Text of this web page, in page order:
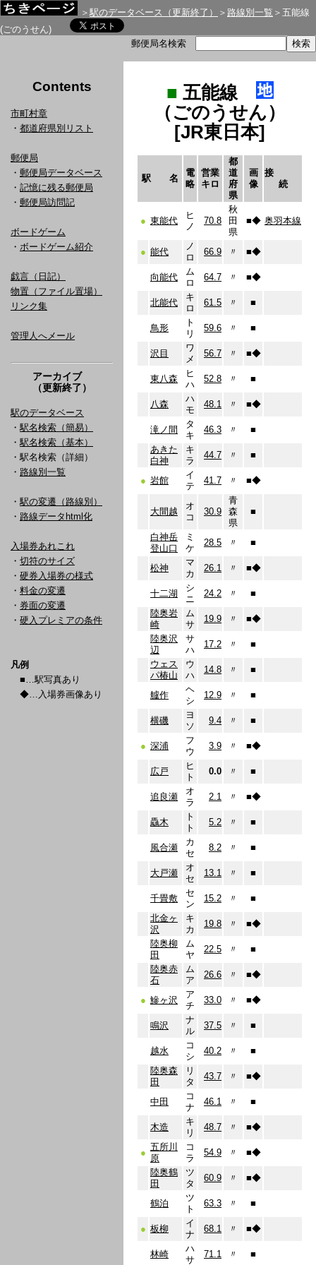
＞ 駅のデータベース（更新終了） ＞ 路線別一覧 ＞五能線
(ごのうせん)
郵便局名検索
Contents
市町村章
・ 都道府県別リスト
郵便局
・ 郵便局データベース
・ 記憶に残る郵便局
・ 郵便局訪問記
ボードゲーム
・ ボードゲーム紹介
戯言（日記）
物置（ファイル置場）
リンク集
管理人へメール
アーカイブ
（更新終了）
駅のデータベース
・ 駅名検索（簡易）
・ 駅名検索（基本）
・駅名検索（詳細）
・ 路線別一覧
・ 駅の変遷（路線別）
・ 路線データhtml化
入場券あれこれ
・ 切符のサイズ
・ 硬券入場券の様式
・ 料金の変遷
・ 券面の変遷
・ 硬入プレミアの条件
凡例
■…駅写真あり
◆…入場券画像あり
■ 五能線
（ごのうせん）
[JR東日本]
駅 名
電
略
営業
キロ
都
道
府
県
画
像
接
続
● 東能代
ヒ
ノ
70.8
秋
田
県
■◆ 奥羽本線
● 能代
ノ
ロ
66.9 〃 ■◆
向能代
ム
ロ
64.7 〃 ■◆
北能代
キ
ロ
61.5 〃 ■
鳥形
ト
リ
59.6 〃 ■
沢目
ワ
メ
56.7 〃 ■◆
東八森
ヒ
ハ
52.8 〃 ■
八森
ハ
モ
48.1 〃 ■◆
滝ノ間
タ
キ
46.3 〃
■
あきた
白神
キ
ラ
44.7 〃 ■
● 岩館
イ
テ
41.7 〃 ■◆
大間越
オ
コ
30.9
青
森
県
■
白神岳
登山口
ミ
ケ
28.5 〃 ■
松神
マ
カ
26.1 〃 ■◆
十二湖
シ
ニ
24.2 〃
■
陸奥岩
崎
ム
サ
19.9 〃 ■◆
陸奥沢
辺
サ
ハ
17.2 〃
■
ウェス
パ椿山
ウ
ハ
14.8 〃 ■
艫作
ヘ
シ
12.9 〃 ■
横磯
ヨ
ソ
9.4 〃 ■
● 深浦
フ
ウ
3.9 〃 ■◆
広戸
ヒ
ト
0.0 〃 ■
追良瀬
オ
ラ
2.1 〃 ■◆
驫木
ト
ト
5.2 〃 ■
風合瀬
カ
セ
8.2 〃 ■
大戸瀬
オ
セ
13.1 〃 ■
千畳敷
セ
ン
15.2 〃
■
北金ヶ
沢
キ
カ
19.8 〃 ■◆
陸奥柳
田
ム
ヤ
22.5 〃
■
陸奥赤
石
ム
ア
26.6 〃 ■◆
● 鰺ヶ沢
ア
チ
33.0 〃 ■◆
鳴沢
ナ
ル
37.5 〃 ■
越水
コ
シ
40.2 〃
■
陸奥森
田
リ
タ
43.7 〃 ■◆
中田
コ
ナ
46.1 〃 ■
木造
キ
リ
48.7 〃 ■◆
●
五所川
原
コ
ラ
54.9 〃 ■◆
陸奥鶴
田
ツ
タ
60.9 〃 ■◆
鶴泊
ツ
ト
63.3 〃 ■
● 板柳
イ
ナ
68.1 〃 ■◆
林崎
ハ
サ
71.1 〃 ■